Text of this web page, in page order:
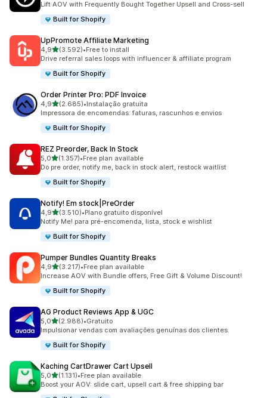
Lift AOV with Frequently Bought Together Upsell and Cross-sell
Built for Shopify
UpPromote Affiliate Marketing
4,9de 5 estrelas
(3.592)
3592 total de avaliações
•Free to install
Drive referral sales loops with influencer & affiliate program
Built for Shopify
Order Printer Pro: PDF Invoice
4,9de 5 estrelas
(2.685)
2685 total de avaliações
•Instalação gratuita
Impressora de encomendas: faturas, rascunhos e envios
Built for Shopify
REZ Preorder, Back In Stock
5,0de 5 estrelas
(1.357)
1357 total de avaliações
•Free plan available
Do pre order, notify me, back in stock alert, restock waitlist
Built for Shopify
Notify! Em stock|PreOrder
4,9de 5 estrelas
(3.510)
3510 total de avaliações
•Plano gratuito disponível
Notify Me! para pré-encomenda, lista, stock e wishlist
Built for Shopify
Pumper Bundles Quantity Breaks
4,9de 5 estrelas
(3.217)
3217 total de avaliações
•Free plan available
Increase AOV with Bundle offers, Free Gift & Volume Discount!
Built for Shopify
AG Product Reviews App & UGC
5,0de 5 estrelas
(2.988)
2988 total de avaliações
•Gratuito
Impulsionar vendas com avaliações genuínas dos clientes.
Built for Shopify
Kaching CartDrawer Cart Upsell
5,0de 5 estrelas
(1.131)
1131 total de avaliações
•Free plan available
Boost your AOV: slide cart, upsell cart & free shipping bar